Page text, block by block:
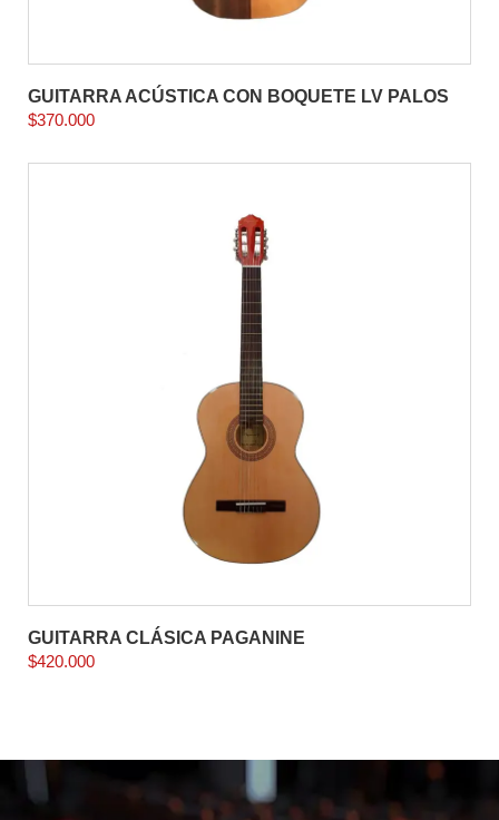
GUITARRA ACÚSTICA CON BOQUETE LV PALOS
$370.000
GUITARRA CLÁSICA PAGANINE
$420.000